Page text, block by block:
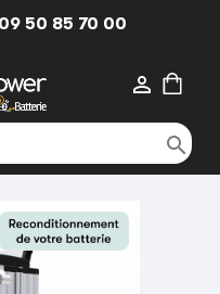
09 50 85 70 00

